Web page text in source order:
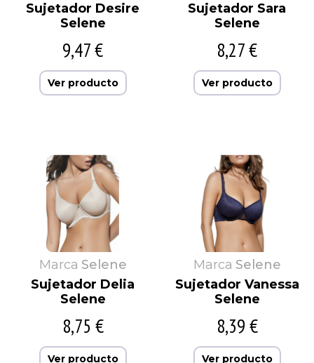
Sujetador Desire
Selene
9,47 €
Ver producto
Sujetador Sara
Selene
8,27 €
Ver producto
Marca Selene
Sujetador Delia
Selene
8,75 €
Ver producto
Marca Selene
Sujetador Vanessa
Selene
8,39 €
Ver producto